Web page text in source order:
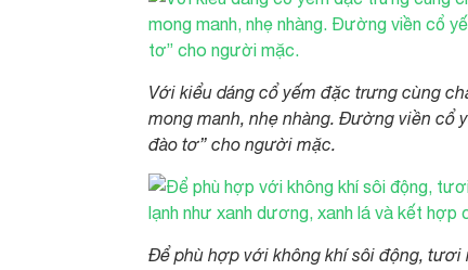
Với kiểu dáng cổ yếm đặc trưng cùng
mong manh, nhẹ nhàng. Đường viền cổ
đào tơ” cho người mặc.
Để phù hợp với không khí sôi động, tươi